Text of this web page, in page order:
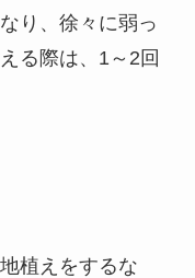
り、徐々に弱っ
る際は、1～2回
植えをするな